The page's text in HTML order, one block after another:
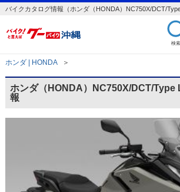
バイクカタログ情報（ホンダ（HONDA）NC750X/DCT/Type
検索
ホンダ | HONDA ＞
ホンダ（HONDA）NC750X/DCT/Type
報